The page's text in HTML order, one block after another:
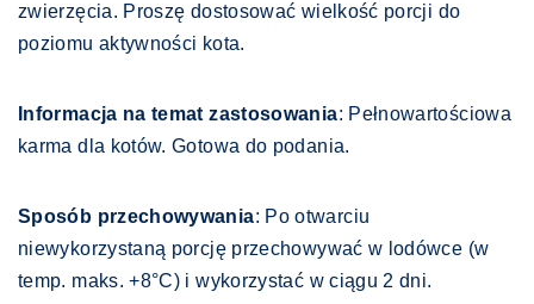
zwierzęcia. Proszę dostosować wielkość porcji do
poziomu aktywności kota.
Informacja na temat zastosowania: Pełnowartościowa
karma dla kotów. Gotowa do podania.
Sposób przechowywania: Po otwarciu
niewykorzystaną porcję przechowywać w lodówce (w
temp. maks. +8°C) i wykorzystać w ciągu 2 dni.